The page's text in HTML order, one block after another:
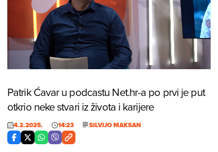
Unmute /
Loaded:
Patrik Ćavar u podcastu Net.hr-a po prvi je put
otkrio neke stvari iz života i karijere
4.2.2025. 14:23 SILVIJO MAKSAN